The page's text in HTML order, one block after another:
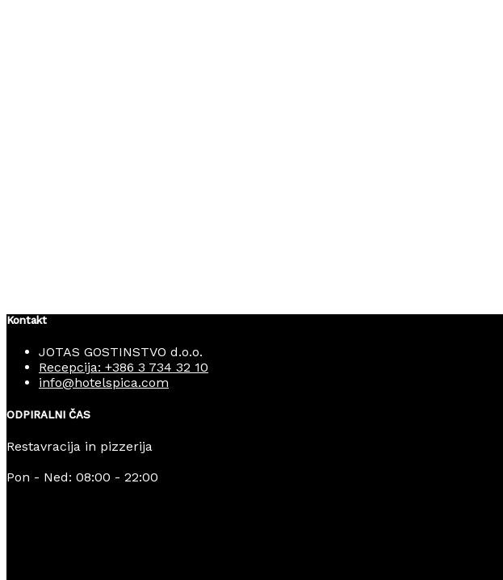
Kontakt
JOTAS GOSTINSTVO d.o.o.
Recepcija: +386 3 734 32 10
info@hotelspica.com
ODPIRALNI ČAS
Restavracija in pizzerija
Pon - Ned: 08:00 - 22:00